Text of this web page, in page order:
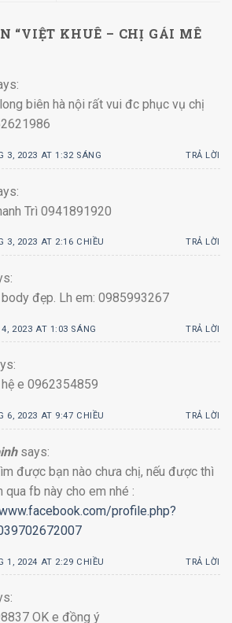
“VIỆT KHUÊ – CHỊ GÁI MÊ
biên hà nội rất vui đc phục vụ chị
3, 2023 AT 1:32 SÁNG TRẢ LỜI
Trì 0941891920
3, 2023 AT 2:16 CHIỀU TRẢ LỜI
body đẹp. Lh em: 0985993267
2023 AT 1:03 SÁNG TRẢ LỜI
e 0962354859
6, 2023 AT 9:47 CHIỀU TRẢ LỜI
says:
được bạn nào chưa chị, nếu được thì
qua fb này cho em nhé :
profile.php?
1, 2024 AT 2:29 CHIỀU TRẢ LỜI
OK e đồng ý